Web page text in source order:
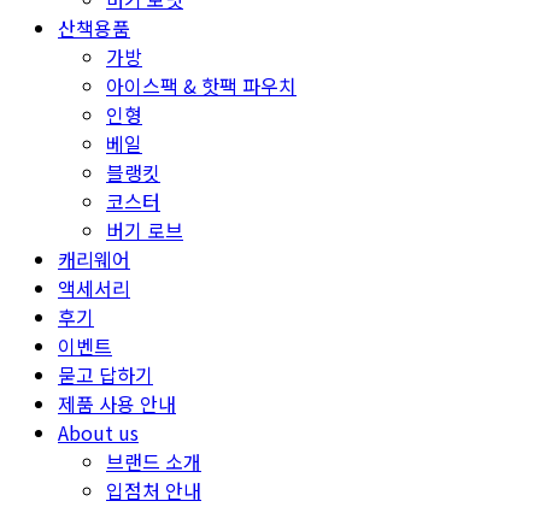
산책용품
가방
아이스팩 & 핫팩 파우치
인형
베일
블랭킷
코스터
버기 로브
캐리웨어
액세서리
후기
이벤트
묻고 답하기
제품 사용 안내
About us
브랜드 소개
입점처 안내